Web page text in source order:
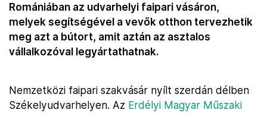
Romániában az udvarhelyi faipari vásáron,
melyek segítségével a vevők otthon tervezhetik
meg azt a bútort, amit aztán az asztalos
vállalkozóval legyártathatnak.
Nemzetközi faipari szakvásár nyílt szerdán délben
Székelyudvarhelyen. Az Erdélyi Magyar Műszaki